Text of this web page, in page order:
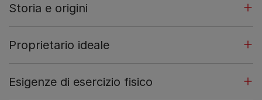
Storia e origini
Proprietario ideale
Esigenze di esercizio fisico